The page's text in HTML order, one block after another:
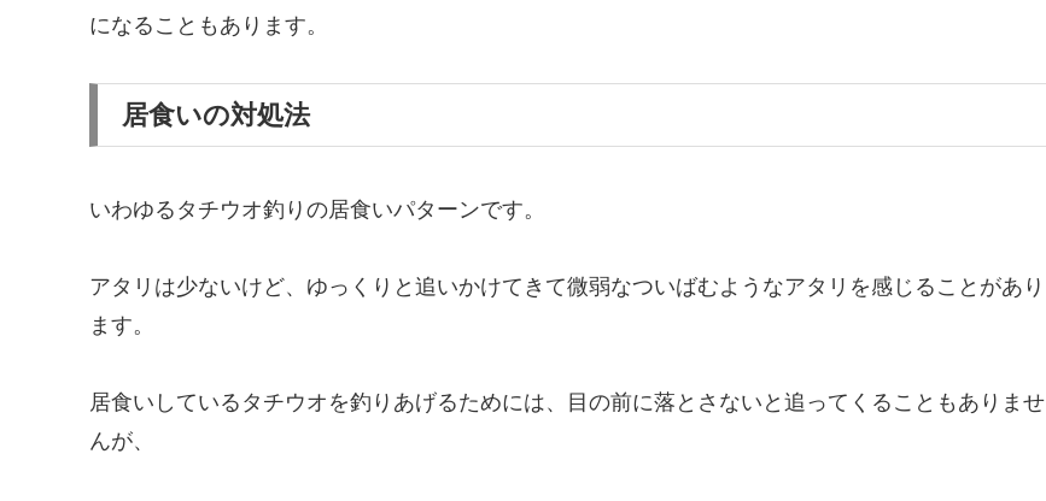
になることもあります。
居食いの対処法
いわゆるタチウオ釣りの居食いパターンです。
アタリは少ないけど、ゆっくりと追いかけてきて微弱なついばむようなアタリを感じることがあり
ます。
居食いしているタチウオを釣りあげるためには、目の前に落とさないと追ってくることもありませ
んが、